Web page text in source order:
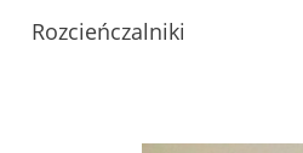
Rozcieńczalniki